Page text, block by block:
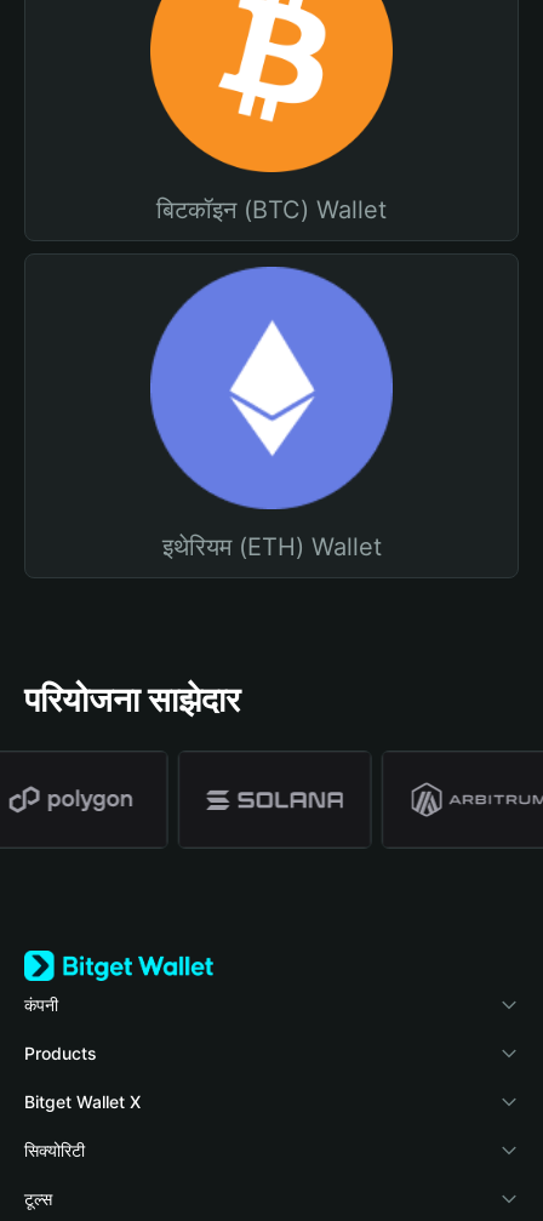
बिटकॉइन (BTC) Wallet
इथेरियम (ETH) Wallet
परियोजना साझेदार
कंपनी
Bitget Wallet के बारे में
ब्लॉग
वॉलेट अकादमी
क्रिप्टो की न्यूज़
Products
Crypto Card
Stablecoin Earn
Payfi Crypto
Bitget Wallet X
दस्तावेज़ीकरण
Wallet कनेक्ट करें
सिक्योरिटी
सुरक्षा फंड
टूल्स